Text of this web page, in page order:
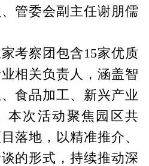
管委会副主任谢朋儒
考察团包含15家优质
相关负责人，涵盖智
食品加工、新兴产业
本次活动聚焦园区共
落地，以精准推介、
的形式，持续推动深